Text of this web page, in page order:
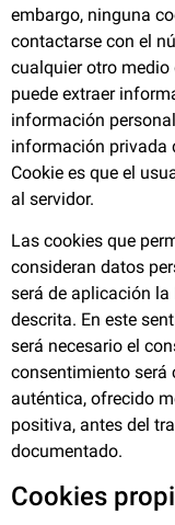
embargo, ninguna
contactarse con el
cualquier otro
puede extraer
información
información privada
Cookie es que el
al servidor.
Las cookies que
consideran datos
será de aplicación
descrita. En este
será necesario el
consentimiento será
auténtica, ofrecido
positiva, antes del
documentado.
Cookies